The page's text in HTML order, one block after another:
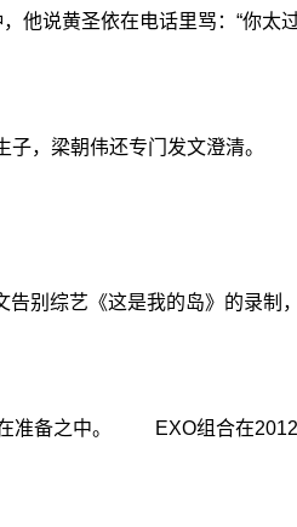
他说黄圣依在电话里骂：“你
，梁朝伟还专门发文澄清。
艺《这是我的岛》的录制，
备之中。 EXO组合在2012